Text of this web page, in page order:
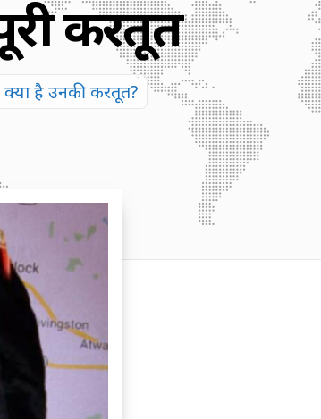
करतूत
क्या है उनकी करतूत?